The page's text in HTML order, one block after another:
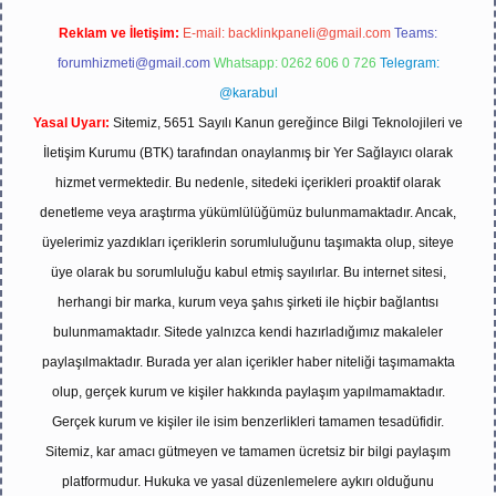
Reklam ve İletişim: E-mail: backlinkpaneli@gmail.com Teams:
forumhizmeti@gmail.com Whatsapp: 0262 606 0 726 Telegram:
@karabul
Yasal Uyarı: Sitemiz, 5651 Sayılı Kanun gereğince Bilgi Teknolojileri ve
İletişim Kurumu (BTK) tarafından onaylanmış bir Yer Sağlayıcı olarak
hizmet vermektedir. Bu nedenle, sitedeki içerikleri proaktif olarak
denetleme veya araştırma yükümlülüğümüz bulunmamaktadır. Ancak,
üyelerimiz yazdıkları içeriklerin sorumluluğunu taşımakta olup, siteye
üye olarak bu sorumluluğu kabul etmiş sayılırlar. Bu internet sitesi,
herhangi bir marka, kurum veya şahıs şirketi ile hiçbir bağlantısı
bulunmamaktadır. Sitede yalnızca kendi hazırladığımız makaleler
paylaşılmaktadır. Burada yer alan içerikler haber niteliği taşımamakta
olup, gerçek kurum ve kişiler hakkında paylaşım yapılmamaktadır.
Gerçek kurum ve kişiler ile isim benzerlikleri tamamen tesadüfidir.
Sitemiz, kar amacı gütmeyen ve tamamen ücretsiz bir bilgi paylaşım
platformudur. Hukuka ve yasal düzenlemelere aykırı olduğunu